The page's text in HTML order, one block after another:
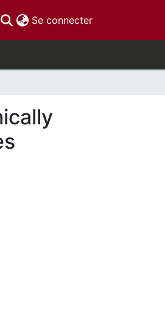
Se connecter(current)